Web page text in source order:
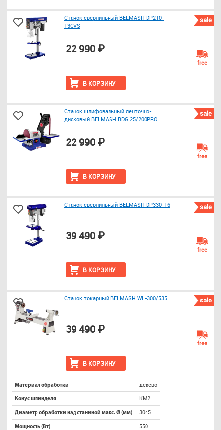
sale
Станок сверлильный BELMASH DP210-
13CVS
В КОРЗИНУ
22 990 ₽
free
sale
Станок шлифовальный ленточно-
дисковый BELMASH BDG 25/200PRO
В КОРЗИНУ
22 990 ₽
free
sale
Станок сверлильный BELMASH DP330-16
В КОРЗИНУ
39 490 ₽
free
sale
Станок токарный BELMASH WL-300/535
В КОРЗИНУ
39 490 ₽
free
Материал обработки дерево
Конус шпинделя КМ2
Диаметр обработки над станиной макс. Ø (мм) 3045
Мощность (Вт) 550